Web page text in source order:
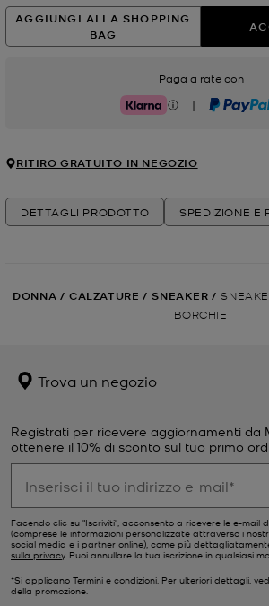
AGGIUNGI ALLA SHOPPING
BAG
Paga a rate con
Klarna | PayPal
RITIRO GRATUITO IN NEGOZIO
DETTAGLI PRODOTTO SPEDIZIONE E
DONNA / CALZATURE / SNEAKER /
BORCHIE
Trova un negozio
Registrati per ricevere aggiornamenti da
ottenere il 10% di sconto sul tuo primo
Facendo clic su "Iscriviti", acconsento a ricevere le e-mail
(comprese le informazioni personalizzate attraverso i
social media e i partner online), come più
sulla privacy. Puoi annullare la tua iscrizione in qualsiasi
*Si applicano Termini e condizioni. Per ulteriori dettagli,
della promozione.